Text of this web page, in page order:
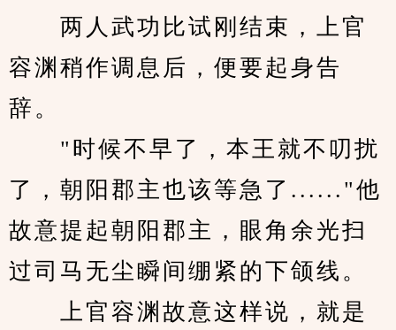
两人武功比试刚结束，上官
容渊稍作调息后，便要起身告
辞。
"时候不早了，本王就不叨扰
了，朝阳郡主也该等急了......"他
故意提起朝阳郡主，眼角余光扫
过司马无尘瞬间绷紧的下颌线。
上官容渊故意这样说，就是